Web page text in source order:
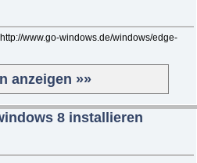
www.go-windows.de/windows/edge-
anzeigen »»
8 installieren